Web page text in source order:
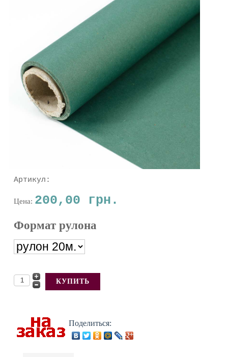
Артикул:
Цена: 200,00 грн.
Формат рулона
Поделиться: